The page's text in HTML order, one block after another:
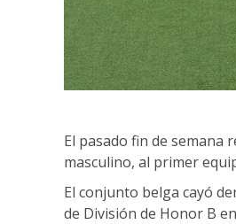
El pasado fin de semana
masculino, al primer
El conjunto belga cayó
de División de Honor B